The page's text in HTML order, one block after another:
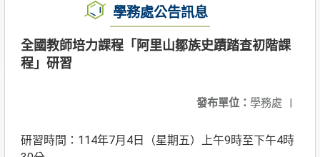
學務處公告訊息
全國教師培力課程「阿里山鄒族史蹟踏查初階課
程」研習
發布單位： 學務處 |
研習時間：114年7月4日（星期五）上午9時至下午4時